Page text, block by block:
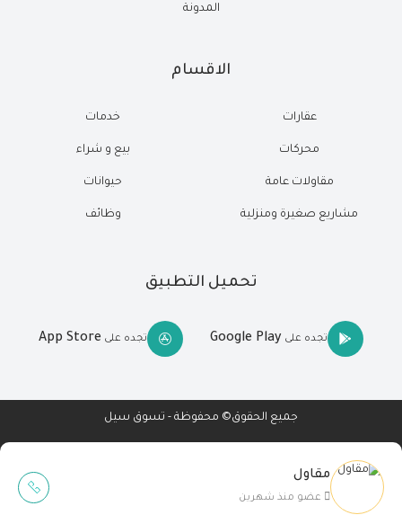
مقاول
عضو منذ شهرين
المدونة
الاقسام
عقارات
محركات
مقاولات عامة
مشاريع صغيرة ومنزلية
خدمات
بيع و شراء
حيوانات
وظائف
تحميل التطبيق
تجده على Google Play تجده على App Store
جميع الحقوق© محفوظة - تسوق سيل